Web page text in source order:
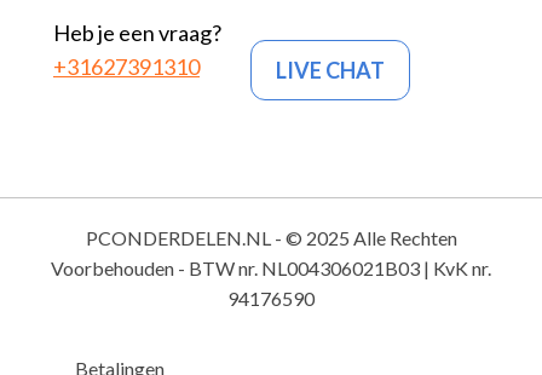
Heb je een vraag?
+31627391310
LIVE CHAT
PCONDERDELEN.NL - © 2025 Alle Rechten
Voorbehouden - BTW nr. NL004306021B03 | KvK nr.
94176590
Betalingen